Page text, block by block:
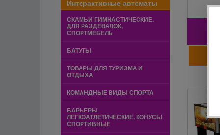
Интерактивные автоматы
СКАМЬИ ГИМНАСТИЧЕСКИЕ,
ДЛЯ РАЗДЕВАЛОК,
СПОРТМЕБЕЛЬ
БАТУТЫ
ТОВАРЫ ДЛЯ ТУРИЗМА И
ОТДЫХА
КОМАНДНЫЕ ВИДЫ СПОРТА
БАРЬЕРЫ
ЛЕГКОАТЛЕТИЧЕСКИЕ, КОНУСЫ
СПОРТИВНЫЕ